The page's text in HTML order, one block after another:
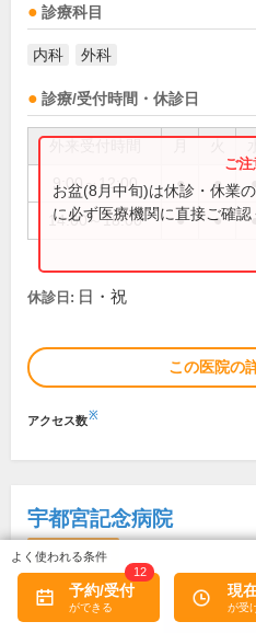
診療科目
内科 外科
診療/受付時間・休診日
9:00～12:00 ● ●
14:00～18:00 ● ●
お盆(8月中旬)は休診・休業
に必ず医療機関に直接ご確認
休診日: 日・祝
この医院の
アクセス数※
宇都宮記念病院
口コミ2件
予約/受付
12
現